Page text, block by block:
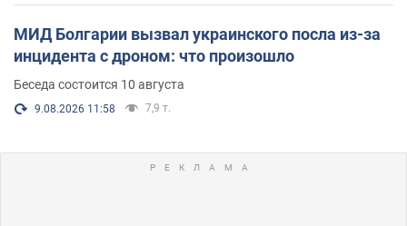
МИД Болгарии вызвал украинского посла из-за
инцидента с дроном: что произошло
Беседа состоится 10 августа
9.08.2026 11:58 7,9 т.